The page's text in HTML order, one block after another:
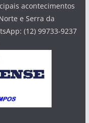
acontecimentos
e Serra da
(12) 99733-9237